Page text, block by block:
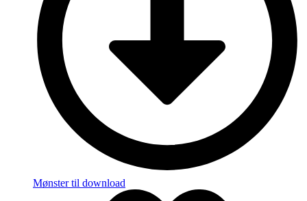
Mønster til download